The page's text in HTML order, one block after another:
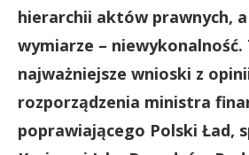
hierarchii aktów prawnych,
wymiarze – niewykonalność.
najważniejsze wnioski z
rozporządzenia ministra
poprawiającego Polski Ład,